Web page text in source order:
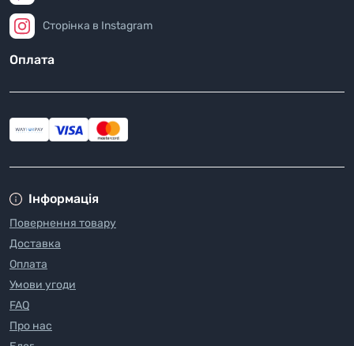
Інформація
Повернення товару
Доставка
Оплата
Умови угоди
FAQ
Про нас
Сторінка в Instagram
Оплата